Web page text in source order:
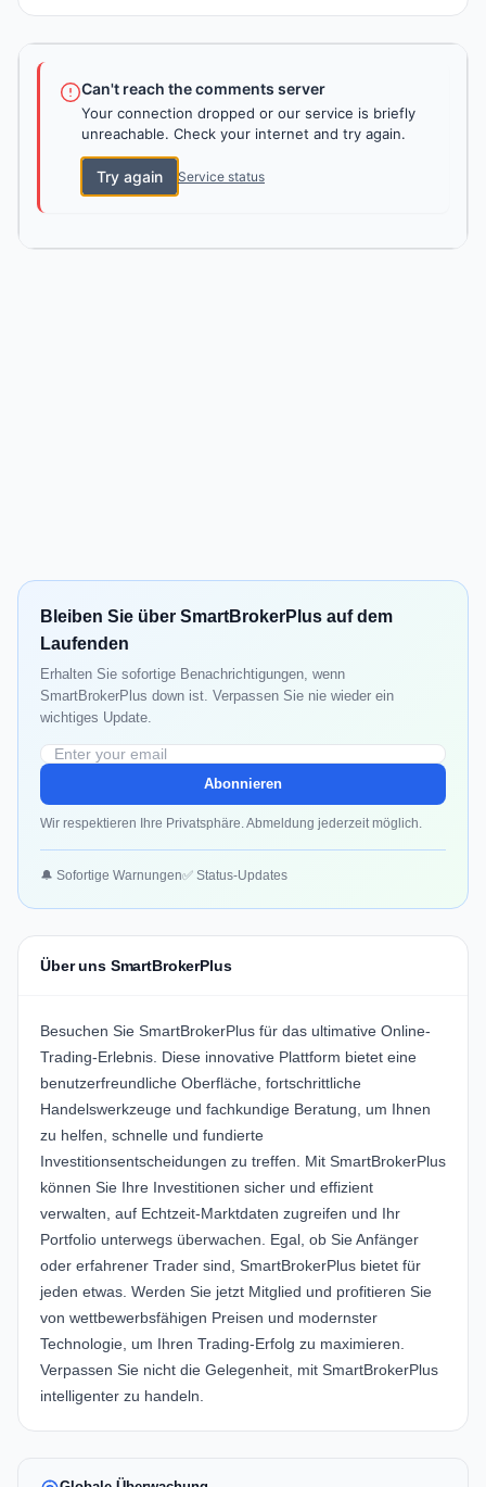
Can't reach the comments server
Your connection dropped or our service is briefly
unreachable. Check your internet and try again.
Try again Service status
Bleiben Sie über SmartBrokerPlus auf dem
Laufenden
Erhalten Sie sofortige Benachrichtigungen, wenn
SmartBrokerPlus down ist. Verpassen Sie nie wieder ein
wichtiges Update.
Abonnieren
Wir respektieren Ihre Privatsphäre. Abmeldung jederzeit möglich.
🔔 Sofortige Warnungen✅ Status-Updates
Über uns SmartBrokerPlus
Besuchen Sie SmartBrokerPlus für das ultimative Online-
Trading-Erlebnis. Diese innovative Plattform bietet eine
benutzerfreundliche Oberfläche, fortschrittliche
Handelswerkzeuge und fachkundige Beratung, um Ihnen
zu helfen, schnelle und fundierte
Investitionsentscheidungen zu treffen. Mit SmartBrokerPlus
können Sie Ihre Investitionen sicher und effizient
verwalten, auf Echtzeit-Marktdaten zugreifen und Ihr
Portfolio unterwegs überwachen. Egal, ob Sie Anfänger
oder erfahrener Trader sind, SmartBrokerPlus bietet für
jeden etwas. Werden Sie jetzt Mitglied und profitieren Sie
von wettbewerbsfähigen Preisen und modernster
Technologie, um Ihren Trading-Erfolg zu maximieren.
Verpassen Sie nicht die Gelegenheit, mit SmartBrokerPlus
intelligenter zu handeln.